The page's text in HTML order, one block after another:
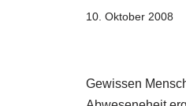
10. Oktober 2008
Gewissen